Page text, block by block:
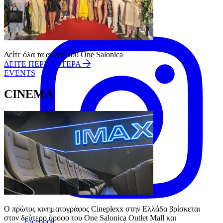
Δείτε όλα τα events του One Salonica
ΔΕΙΤΕ ΠΕΡΙΣΣΟΤΕΡΑ
EVENTS
CINEMA
Ο πρώτος κινηματογράφος Cineplexx στην Ελλάδα βρίσκεται
στον δεύτερο όροφο του One Salonica Outlet Mall και
Instagram